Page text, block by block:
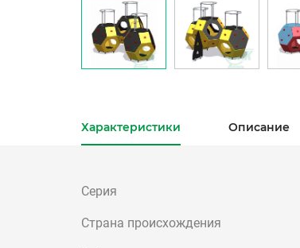
Характеристики Описание
Серия
Страна происхождения